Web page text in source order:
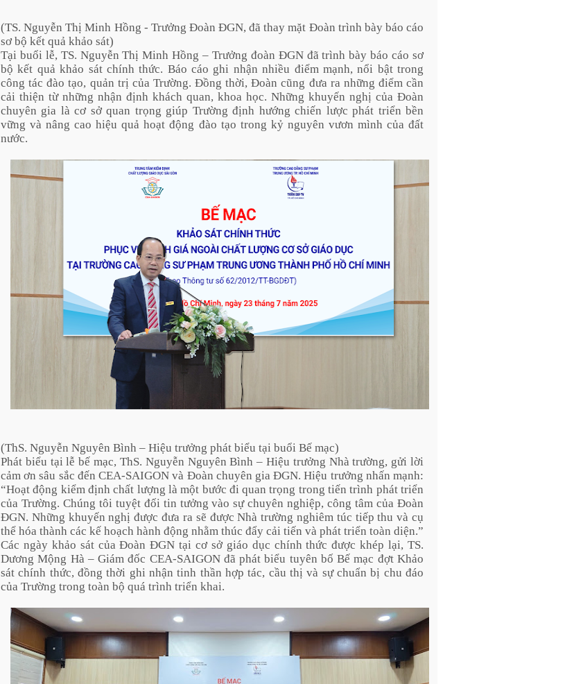
(TS. Nguyễn Thị Minh Hồng - Trưởng Đoàn ĐGN, đã thay mặt Đoàn trình bày báo cáo
sơ bộ kết quả khảo sát)
Tại buổi lễ, TS. Nguyễn Thị Minh Hồng – Trưởng đoàn ĐGN đã trình bày báo cáo sơ
bộ kết quả khảo sát chính thức. Báo cáo ghi nhận nhiều điểm mạnh, nổi bật trong
công tác đào tạo, quản trị của Trường. Đồng thời, Đoàn cũng đưa ra những điểm cần
cải thiện từ những nhận định khách quan, khoa học. Những khuyến nghị của Đoàn
chuyên gia là cơ sở quan trọng giúp Trường định hướng chiến lược phát triển bền
vững và nâng cao hiệu quả hoạt động đào tạo trong kỷ nguyên vươn mình của đất
nước.
(ThS. Nguyễn Nguyên Bình – Hiệu trưởng phát biểu tại buổi Bế mạc)
Phát biểu tại lễ bế mạc, ThS. Nguyễn Nguyên Bình – Hiệu trưởng Nhà trường, gửi lời
cảm ơn sâu sắc đến CEA-SAIGON và Đoàn chuyên gia ĐGN. Hiệu trưởng nhấn mạnh:
“Hoạt động kiểm định chất lượng là một bước đi quan trọng trong tiến trình phát triển
của Trường. Chúng tôi tuyệt đối tin tưởng vào sự chuyên nghiệp, công tâm của Đoàn
ĐGN. Những khuyến nghị được đưa ra sẽ được Nhà trường nghiêm túc tiếp thu và cụ
thể hóa thành các kế hoạch hành động nhằm thúc đẩy cải tiến và phát triển toàn diện.”
Các ngày khảo sát của Đoàn ĐGN tại cơ sở giáo dục chính thức được khép lại, TS.
Dương Mộng Hà – Giám đốc CEA-SAIGON đã phát biểu tuyên bố Bế mạc đợt Khảo
sát chính thức, đồng thời ghi nhận tinh thần hợp tác, cầu thị và sự chuẩn bị chu đáo
của Trường trong toàn bộ quá trình triển khai.